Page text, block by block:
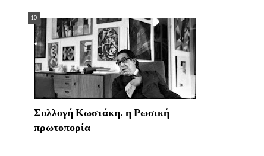
Συλλογή Κωστάκη, η Ρωσική
πρωτοπορία